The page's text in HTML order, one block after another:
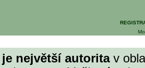
je největší autoritav